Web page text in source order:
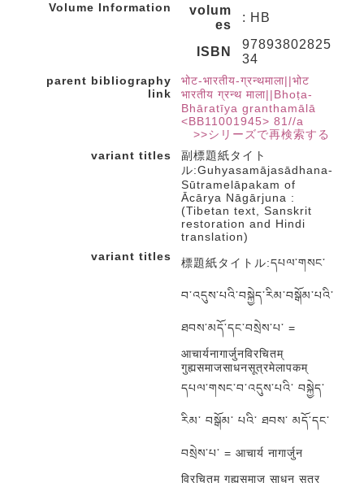
Volume Information
volum
es
: HB
ISBN
97893802825
34
parent bibliography
link
भोट-भारतीय-ग्रन्थमाला||भोट
भारतीय ग्रन्थ माला||Bhoṭa-
Bhāratīya granthamālā
<BB11001945> 81//a
>>シリーズで再検索する
variant titles
副標題紙タイト
ル:Guhyasamājasādhana-
Sūtramelāpakam of
Ācārya Nāgārjuna :
(Tibetan text, Sanskrit
restoration and Hindi
translation)
variant titles
標題紙タイトル:དཔལ་གསང་
བ་འདུས་པའི་བསྐྱེད་རིམ་བསྒོམ་པའི་
ཐབས་མདོ་དང་བསྲེས་པ་ =
आचार्यनागार्जुनविरचितम्
गुह्यसमाजसाधनसूत्रमेलापकम्
དཔལ་གསང་བ་འདུས་པའི་ བསྐྱེད་
རིམ་ བསྒོམ་ པའི་ ཐབས་ མདོ་དང་
བསྲེས་པ་ = आचार्य नागार्जुन
विरचितम् गुह्यसमाज साधन सूत्र